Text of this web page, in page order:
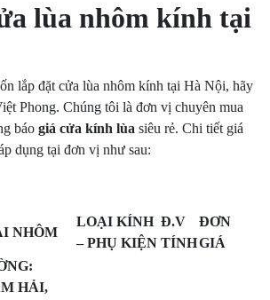
lùa nhôm kính tại
lắp đặt cửa lùa nhôm kính tại Hà Nội, hãy
Phong. Chúng tôi là đơn vị chuyên mua
báo giá cửa kính lùa siêu rẻ. Chi tiết giá
dụng tại đơn vị như sau:
NHÔM
LOẠI KÍNH
– PHỤ KIỆN
Đ.V
TÍNH
ĐƠN
GIÁ
HẢI,